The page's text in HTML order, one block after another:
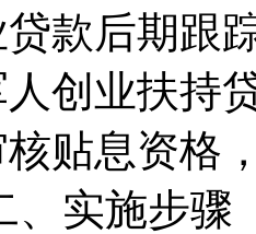
贷款后期跟
人创业扶持
核贴息资格
、实施步骤